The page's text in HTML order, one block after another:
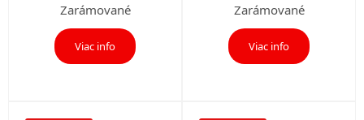
Zarámované
Viac info
Zarámované
Viac info